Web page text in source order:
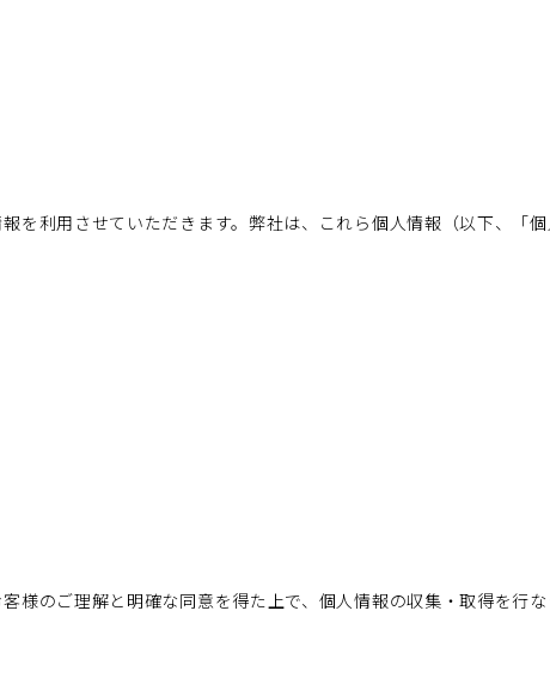
を利用させていただきます。弊社は、これら個人情報（以下、「
のご理解と明確な同意を得た上で、個人情報の収集・取得を行な